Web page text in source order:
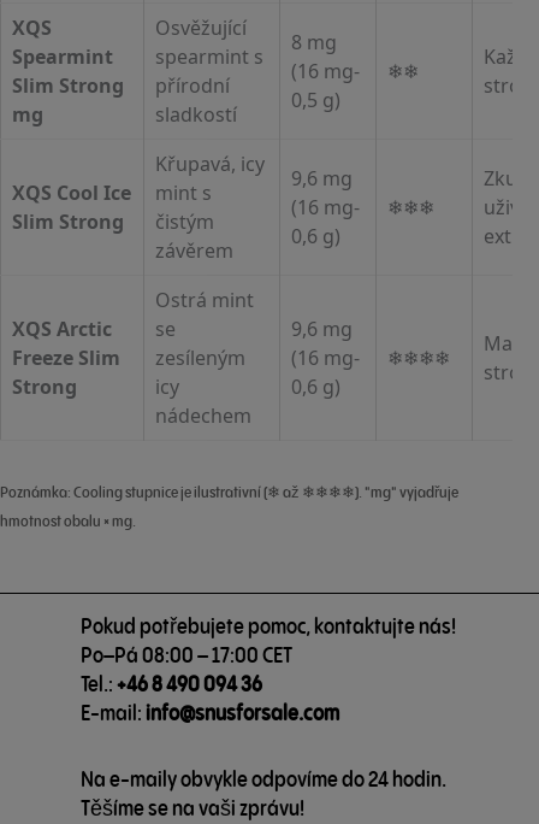
XQS
Spearmint
Slim Strong
mg
Osvěžující
spearmint s
přírodní
sladkostí
8 mg
(16 mg-
0,5 g)
❄❄
XQS Cool Ice
Slim Strong
Křupavá, icy
mint s
čistým
závěrem
9,6 mg
(16 mg-
0,6 g)
❄❄❄
extra
XQS Arctic
Freeze Slim
Strong
Ostrá mint
se
zesíleným
icy
nádechem
9,6 mg
(16 mg-
0,6 g)
❄❄❄❄
Max a
Poznámka: Cooling stupnice je ilustrativní (❄ až ❄❄❄❄). "mg" vyjadřuje
hmotnost obalu × mg.
Pokud potřebujete pomoc, kontaktujte nás!
Po–Pá 08:00 – 17:00 CET
Tel.:+46 8 490 094 36
E-mail:info@snusforsale.com
Na e-maily obvykle odpovíme do 24 hodin.
Těšíme se na vaši zprávu!